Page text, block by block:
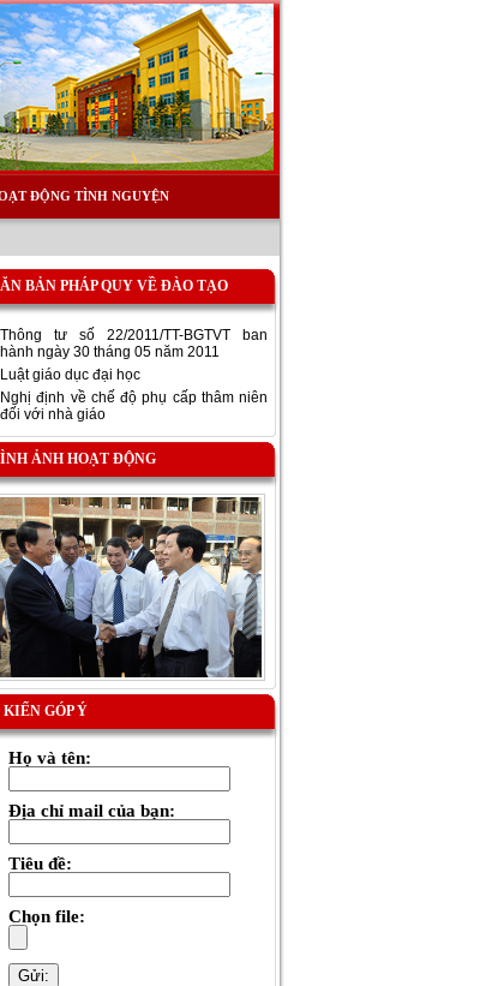
ĐỘNG TÌNH NGUYỆN
BẢN PHÁP QUY VỀ ĐÀO TẠO
Thông tư số 22/2011/TT-BGTVT ban
hành ngày 30 tháng 05 năm 2011
Luật giáo dục đại học
Nghị định về chế độ phụ cấp thâm niên
đối với nhà giáo
ẢNH HOẠT ĐỘNG
KIẾN GÓP Ý
Họ và tên:
Địa chỉ mail của bạn:
Tiêu đề:
Chọn file: